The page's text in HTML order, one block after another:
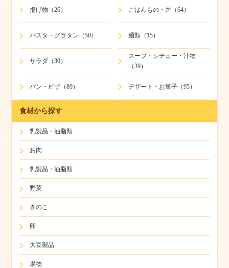
揚げ物（26） ごはんもの・丼（64）
パスタ・グラタン（50） 麺類（15）
サラダ（30）
スープ・シチュー・汁物
（39）
パン・ピザ（89） デザート・お菓子（95）
食材から探す
乳製品・油脂類
お肉
乳製品・油脂類
野菜
きのこ
卵
大豆製品
果物